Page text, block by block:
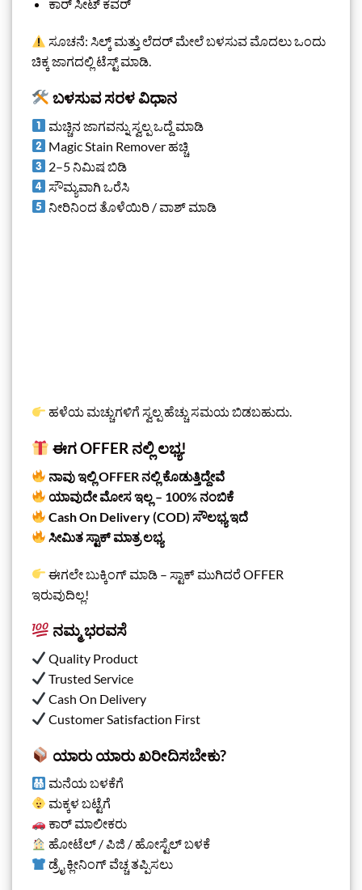
ಕಾರ್ ಸೀಟ್ ಕವರ್
ಸೂಚನೆ: ಸಿಲ್ಕ್ ಮತ್ತು ಲೆದರ್ ಮೇಲೆ ಬಳಸುವ ಮೊದಲು ಒಂದು
ಚಿಕ್ಕ ಜಾಗದಲ್ಲಿ ಟೆಸ್ಟ್ ಮಾಡಿ.
ಬಳಸುವ ಸರಳ ವಿಧಾನ
ಮಚ್ಚಿನ ಜಾಗವನ್ನು ಸ್ವಲ್ಪ ಒದ್ದೆ ಮಾಡಿ
Magic Stain Remover ಹಚ್ಚಿ
2–5 ನಿಮಿಷ ಬಿಡಿ
ಸೌಮ್ಯವಾಗಿ ಒರೆಸಿ
ನೀರಿನಿಂದ ತೊಳೆಯಿರಿ / ವಾಶ್ ಮಾಡಿ
ಹಳೆಯ ಮಚ್ಚುಗಳಿಗೆ ಸ್ವಲ್ಪ ಹೆಚ್ಚು ಸಮಯ ಬಿಡಬಹುದು.
ಈಗ OFFER ನಲ್ಲಿ ಲಭ್ಯ!
ನಾವು ಇಲ್ಲಿ OFFER ನಲ್ಲಿ ಕೊಡುತ್ತಿದ್ದೇವೆ
ಯಾವುದೇ ಮೋಸ ಇಲ್ಲ – 100% ನಂಬಿಕೆ
Cash On Delivery (COD) ಸೌಲಭ್ಯ ಇದೆ
ಸೀಮಿತ ಸ್ಟಾಕ್ ಮಾತ್ರ ಲಭ್ಯ
ಈಗಲೇ ಬುಕ್ಕಿಂಗ್ ಮಾಡಿ – ಸ್ಟಾಕ್ ಮುಗಿದರೆ OFFER
ಇರುವುದಿಲ್ಲ!
ನಮ್ಮ ಭರವಸೆ
Quality Product
Trusted Service
Cash On Delivery
Customer Satisfaction First
ಯಾರು ಯಾರು ಖರೀದಿಸಬೇಕು?
ಮನೆಯ ಬಳಕೆಗೆ
ಮಕ್ಕಳ ಬಟ್ಟೆಗೆ
ಕಾರ್ ಮಾಲೀಕರು
ಹೋಟೆಲ್ / ಪಿಜಿ / ಹೋಸ್ಟೆಲ್ ಬಳಕೆ
ಡ್ರೈ ಕ್ಲೀನಿಂಗ್ ವೆಚ್ಚ ತಪ್ಪಿಸಲು